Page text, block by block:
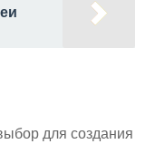
для создания